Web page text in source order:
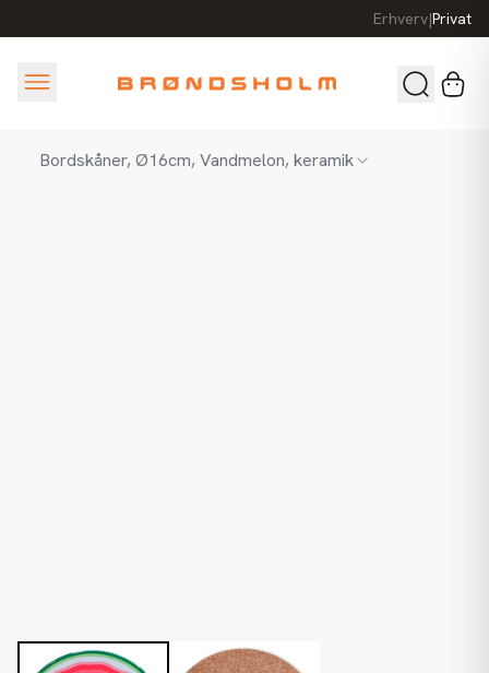
Erhverv|Privat
Bordskåner, Ø16cm, Vandmelon, keramik